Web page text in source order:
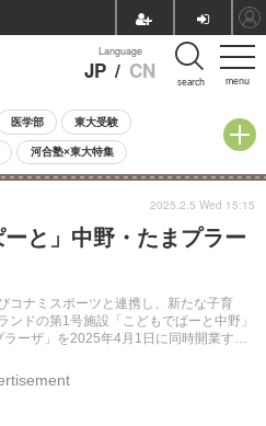
menu
Language
JP / CN search
医学部 東大受験
河合塾×東大特集
中学受験 小学校受験
過去問 人気記事
と」中野・たまプラー
ナミスポーツと連携し、新たな子育
ドの第1号施設「こどもでぱーと中野」
ーザ」を2025年4月1日に同時開業する
2025.2.5 Wed 15:15